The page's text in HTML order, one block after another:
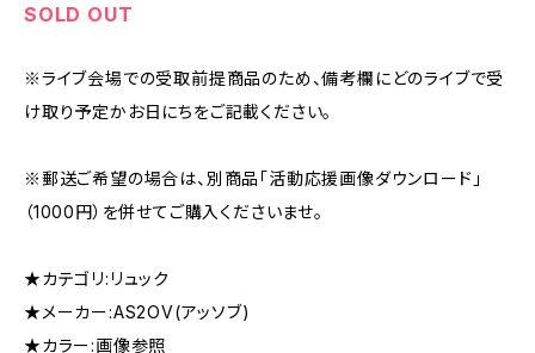
SOLD OUT
※ライブ会場での受取前提商品のため、備考欄にどのライブで受
け取り予定かお日にちをご記載ください。
※郵送ご希望の場合は、別商品｢活動応援画像ダウンロード｣
（1000円）を併せてご購入くださいませ。
★カテゴリ:リュック
★メーカー:AS2OV(アッソブ)
★カラー:画像参照